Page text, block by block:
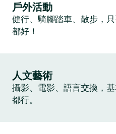
戶外活動
健行、騎腳踏車、散步，
都好！
人文藝術
攝影、電影、語言交換，
都行。